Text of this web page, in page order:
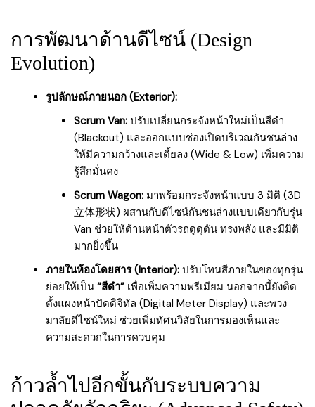
การพัฒนาด้านดีไซน์ (Design
Evolution)
รูปลักษณ์ภายนอก (Exterior):
Scrum Van: ปรับเปลี่ยนกระจังหน้าใหม่เป็นสีดำ
(Blackout) และออกแบบช่องเปิดบริเวณกันชนล่าง
ให้มีความกว้างและเตี้ยลง (Wide & Low) เพิ่มความ
รู้สึกมั่นคง
Scrum Wagon: มาพร้อมกระจังหน้าแบบ 3 มิติ (3D
立体形状) ผสานกับดีไซน์กันชนล่างแบบเดียวกับรุ่น
Van ช่วยให้ด้านหน้าตัวรถดูดุดัน ทรงพลัง และมีมิติ
มากยิ่งขึ้น
ภายในห้องโดยสาร (Interior): ปรับโทนสีภายในของทุกรุ่น
ย่อยให้เป็น “สีดำ” เพื่อเพิ่มความพรีเมียม นอกจากนี้ยังติด
ตั้งแผงหน้าปัดดิจิทัล (Digital Meter Display) และพวง
มาลัยดีไซน์ใหม่ ช่วยเพิ่มทัศนวิสัยในการมองเห็นและ
ความสะดวกในการควบคุม
ก้าวล้ำไปอีกขั้นกับระบบความ